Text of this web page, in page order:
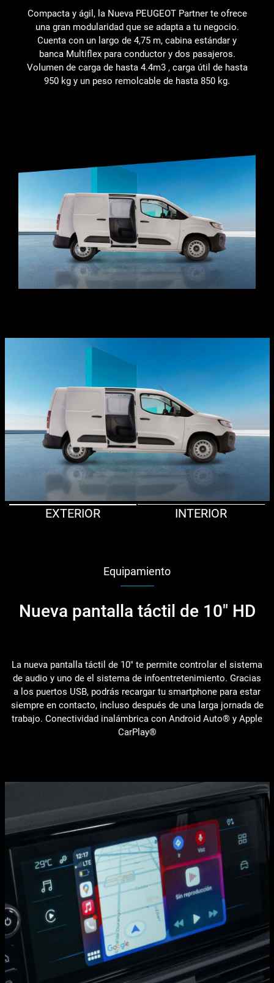
Compacta y ágil, la Nueva PEUGEOT Partner te ofrece
una gran modularidad que se adapta a tu negocio.
Cuenta con un largo de 4,75 m, cabina estándar y
banca Multiflex para conductor y dos pasajeros.
Volumen de carga de hasta 4.4m3 , carga útil de hasta
950 kg y un peso remolcable de hasta 850 kg.
EXTERIOR INTERIOR
Equipamiento
Nueva pantalla táctil de 10" HD
La nueva pantalla táctil de 10" te permite controlar el sistema
de audio y uno de el sistema de infoentretenimiento. Gracias
a los puertos USB, podrás recargar tu smartphone para estar
siempre en contacto, incluso después de una larga jornada de
trabajo. Conectividad inalámbrica con Android Auto® y Apple
CarPlay®